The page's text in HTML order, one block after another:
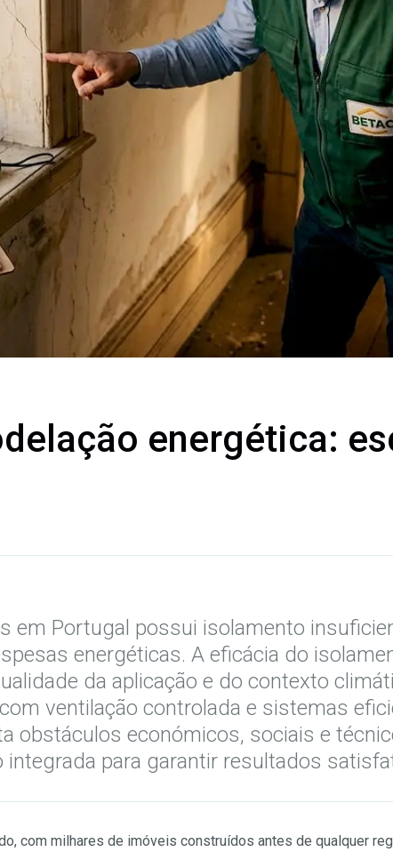
energética:
em Portugal possui isolamento
energéticas. A eficácia do
da aplicação e do contexto
ventilação controlada e sistemas
obstáculos económicos, sociais e
integrada para garantir resultados
com milhares de imóveis construídos antes de qualquer